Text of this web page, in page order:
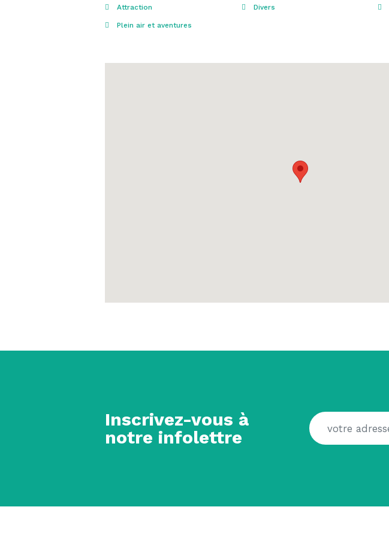
Attraction Divers
Plein air et aventures
Inscrivez-vous à
notre infolettre